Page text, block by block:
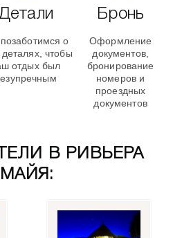
о
деталях, чтобы
отдых был
Бронь
Оформление
документов,
бронирование
номеров и
проездных
документов
В РИВЬЕРА
МАЙЯ: